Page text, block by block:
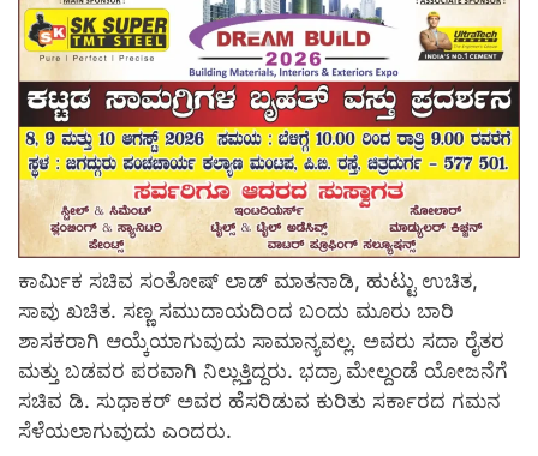
ಕಾರ್ಮಿಕ ಸಚಿವ ಸಂತೋಷ್ ಲಾಡ್ ಮಾತನಾಡಿ, ಹುಟ್ಟು ಉಚಿತ,
ಸಾವು ಖಚಿತ. ಸಣ್ಣ ಸಮುದಾಯದಿಂದ ಬಂದು ಮೂರು ಬಾರಿ
ಶಾಸಕರಾಗಿ ಆಯ್ಕೆಯಾಗುವುದು ಸಾಮಾನ್ಯವಲ್ಲ. ಅವರು ಸದಾ ರೈತರ
ಮತ್ತು ಬಡವರ ಪರವಾಗಿ ನಿಲ್ಲುತ್ತಿದ್ದರು. ಭದ್ರಾ ಮೇಲ್ದಂಡೆ ಯೋಜನೆಗೆ
ಸಚಿವ ಡಿ. ಸುಧಾಕರ್ ಅವರ ಹೆಸರಿಡುವ ಕುರಿತು ಸರ್ಕಾರದ ಗಮನ
ಸೆಳೆಯಲಾಗುವುದು ಎಂದರು.